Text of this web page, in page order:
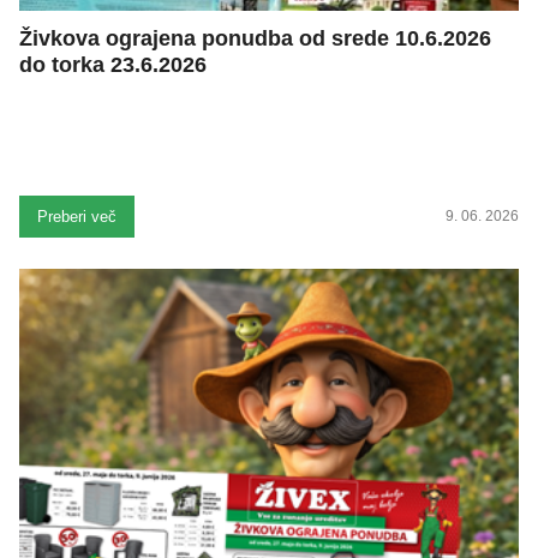
Živkova ograjena ponudba od srede 10.6.2026
do torka 23.6.2026
Preberi več 9. 06. 2026